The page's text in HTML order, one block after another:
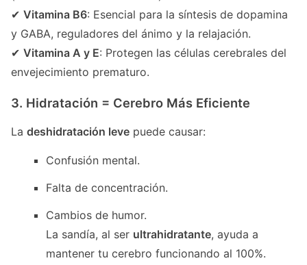
✔ Vitamina B6: Esencial para la síntesis de dopamina
y GABA, reguladores del ánimo y la relajación.
✔ Vitamina A y E: Protegen las células cerebrales del
envejecimiento prematuro.
3. Hidratación = Cerebro Más Eficiente
La deshidratación leve puede causar:
Confusión mental.
Falta de concentración.
Cambios de humor.
La sandía, al ser ultrahidratante, ayuda a
mantener tu cerebro funcionando al 100%.